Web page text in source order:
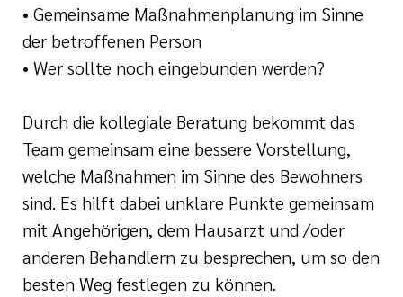
• Gemeinsame Maßnahmenplanung im Sinne
der betroffenen Person
• Wer sollte noch eingebunden werden?
Durch die kollegiale Beratung bekommt das
Team gemeinsam eine bessere Vorstellung,
welche Maßnahmen im Sinne des Bewohners
sind. Es hilft dabei unklare Punkte gemeinsam
mit Angehörigen, dem Hausarzt und /oder
anderen Behandlern zu besprechen, um so den
besten Weg festlegen zu können.